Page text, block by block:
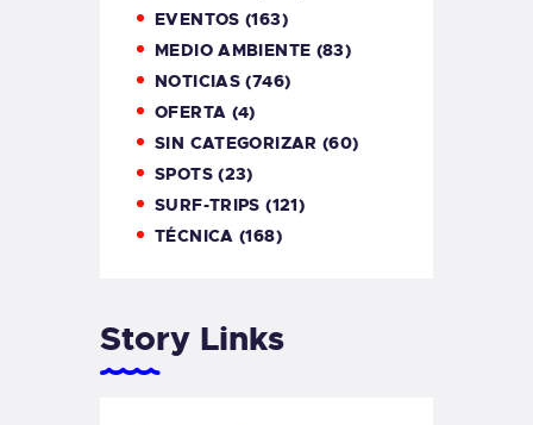
EVENTOS (163)
MEDIO AMBIENTE (83)
NOTICIAS (746)
OFERTA (4)
SIN CATEGORIZAR (60)
SPOTS(23)
SURF-TRIPS (121)
TÉCNICA (168)
Story Links